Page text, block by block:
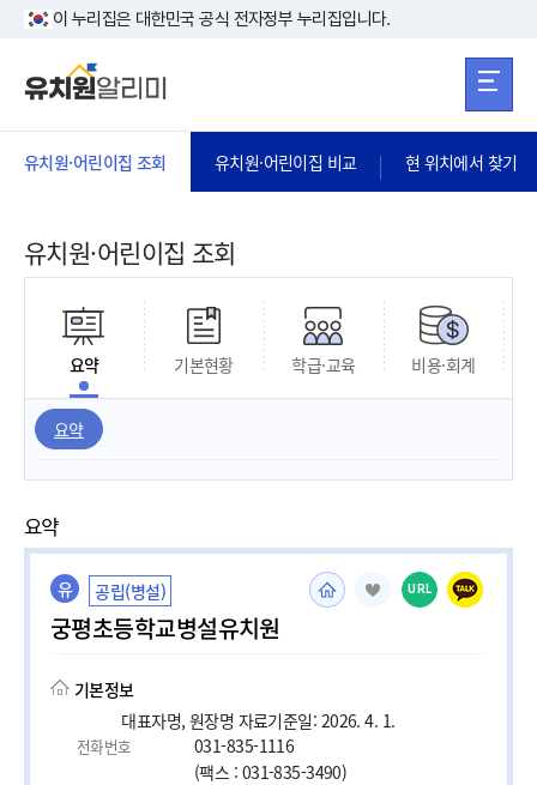
본문 바로가기
이 누리집은 대한민국 공식 전자정부 누리집입니다.
유치원·어린이집 조회 유치원·어린이집 비교 현 위치에서 찾기
유치원·어린이집 조회
요약 기본현황 학급·교육 비용·회계
요약
요약
유 공립(병설)
궁평초등학교병설유치원
URL
기본정보
대표자명, 원장명 자료기준일: 2026. 4. 1.
전화번호
031-835-1116
(팩스 : 031-835-3490)